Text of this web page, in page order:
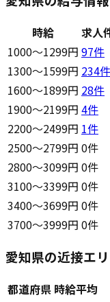
時給
求人
1000〜1299円 97件
1300〜1599円 234件
1600〜1899円 28件
1900〜2199円 4件
2200〜2499円 1件
2500〜2799円 0件
2800〜3099円 0件
3100〜3399円 0件
3400〜3699円 0件
3700〜3999円 0件
愛知県の近接エ
都道府県 時給平均